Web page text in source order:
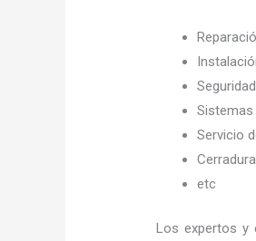
Servicio
etc
Los expertos y